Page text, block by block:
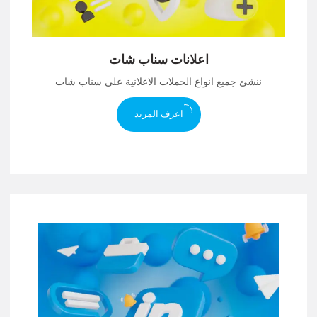
اعلانات سناب شات
ننشئ جميع انواع الحملات الاعلانية علي سناب شات
اعرف المزيد